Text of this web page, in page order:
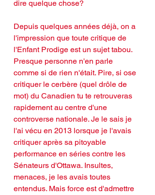
dire quelque chose?
Depuis quelques années déjà, on a
l'impression que toute critique de
l'Enfant Prodige est un sujet tabou.
Presque personne n'en parle
comme si de rien n'était. Pire, si ose
critiquer le cerbère (quel drôle de
mot) du Canadien tu te retrouveras
rapidement au centre d'une
controverse nationale. Je le sais je
l'ai vécu en 2013 lorsque je l'avais
critiquer après sa pitoyable
performance en séries contre les
Sénateurs d'Ottawa. Insultes,
menaces, je les avais toutes
entendus. Mais force est d'admettre